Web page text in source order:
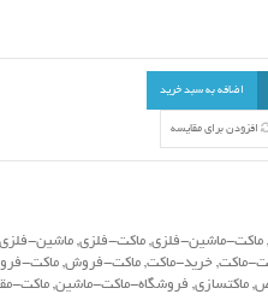
اضافه به سبد خرید
افزودن برای مقایسه
,ماکت-ماشین-فلزی,ماکت-فلزی,ماشین-
ماکت,خرید-ماکت,ماکت-فروش,ماکت-
,ماکتسازی, فروشگاه-ماکت-ماشین,ماکت-